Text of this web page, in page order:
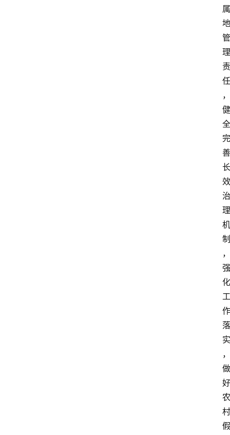
属
地
管
理
责
任
，
健
全
完
善
长
效
治
理
机
制
，
强
化
工
作
落
实
，
做
好
农
村
假